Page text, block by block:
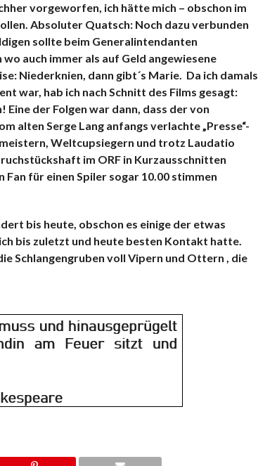
vorgeworfen, ich hätte mich – obschon im
Absoluter Quatsch: Noch dazu verbunden
sollte beim Generalintendanten
auch immer als auf Geld angewiesene
Niederknien, dann gibt´s Marie. Da ich damals
war, hab ich nach Schnitt des Films gesagt:
Eine der Folgen war dann, dass der von
alten Serge Lang anfangs verlachte „Presse“-
Weltcupsiegern und trotz Laudatio
im ORF in Kurzausschnitten
für einen Spiler sogar 10.00 stimmen
bis heute, obschon es einige der etwas
bis zuletzt und heute besten Kontakt hatte.
Schlangengruben voll Vipern und Ottern , die